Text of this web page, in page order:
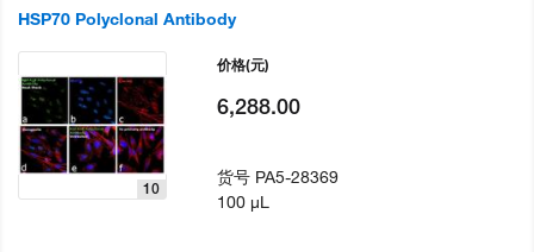
HSP70 Polyclonal Antibody
10
价格(元)
6,288.00
货号 PA5-28369
100 µL